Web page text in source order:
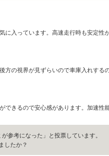
に入っています。高速走行時も安定性
方の視界が見ずらいので車庫入れする
できるので安心感があります。加速性
参考になった」と投票しています。
したか？